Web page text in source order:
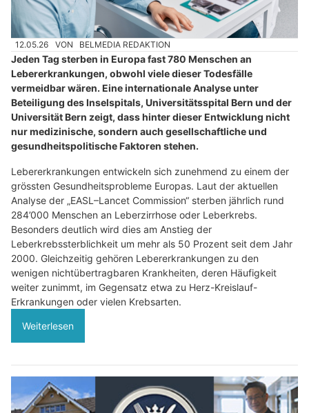
12.05.26 VON BELMEDIA REDAKTION
Jeden Tag sterben in Europa fast 780 Menschen an
Lebererkrankungen, obwohl viele dieser Todesfälle
vermeidbar wären. Eine internationale Analyse unter
Beteiligung des Inselspitals, Universitätsspital Bern und der
Universität Bern zeigt, dass hinter dieser Entwicklung nicht
nur medizinische, sondern auch gesellschaftliche und
gesundheitspolitische Faktoren stehen.
Lebererkrankungen entwickeln sich zunehmend zu einem der
grössten Gesundheitsprobleme Europas. Laut der aktuellen
Analyse der „EASL–Lancet Commission“ sterben jährlich rund
284’000 Menschen an Leberzirrhose oder Leberkrebs.
Besonders deutlich wird dies am Anstieg der
Leberkrebssterblichkeit um mehr als 50 Prozent seit dem Jahr
2000. Gleichzeitig gehören Lebererkrankungen zu den
wenigen nichtübertragbaren Krankheiten, deren Häufigkeit
weiter zunimmt, im Gegensatz etwa zu Herz-Kreislauf-
Erkrankungen oder vielen Krebsarten.
Weiterlesen